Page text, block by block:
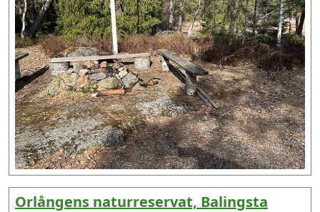
Orlångens naturreservat, Balingsta